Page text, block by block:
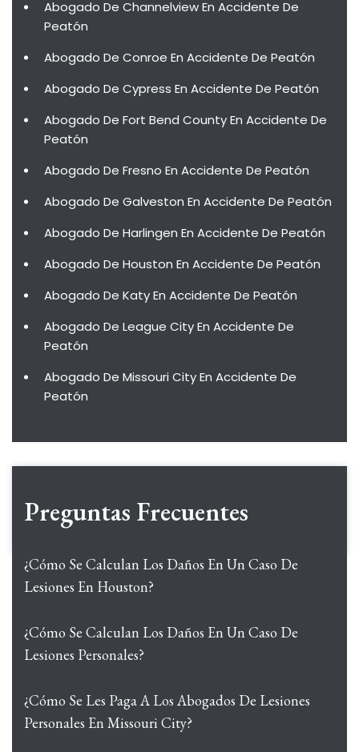
Abogado De Channelview En Accidente De
Peatón
Abogado De Conroe En Accidente De Peatón
Abogado De Cypress En Accidente De Peatón
Abogado De Fort Bend County En Accidente De
Peatón
Abogado De Fresno En Accidente De Peatón
Abogado De Galveston En Accidente De Peatón
Abogado De Harlingen En Accidente De Peatón
Abogado De Houston En Accidente De Peatón
Abogado De Katy En Accidente De Peatón
Abogado De League City En Accidente De
Peatón
Abogado De Missouri City En Accidente De
Peatón
Preguntas Frecuentes
¿Cómo Se Calculan Los Daños En Un Caso De
Lesiones En Houston?
¿Cómo Se Calculan Los Daños En Un Caso De
Lesiones Personales?
¿Cómo Se Les Paga A Los Abogados De Lesiones
Personales En Missouri City?